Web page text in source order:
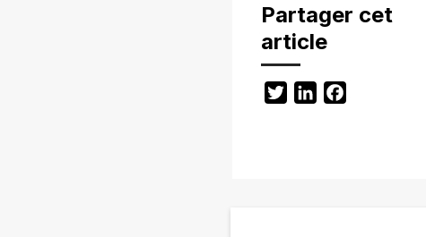
Partager cet
article
TwitterLinkedIn